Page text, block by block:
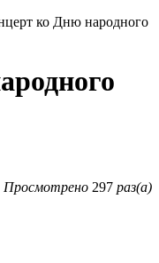
ко Дню народного
Просмотрено 297 раз(а)